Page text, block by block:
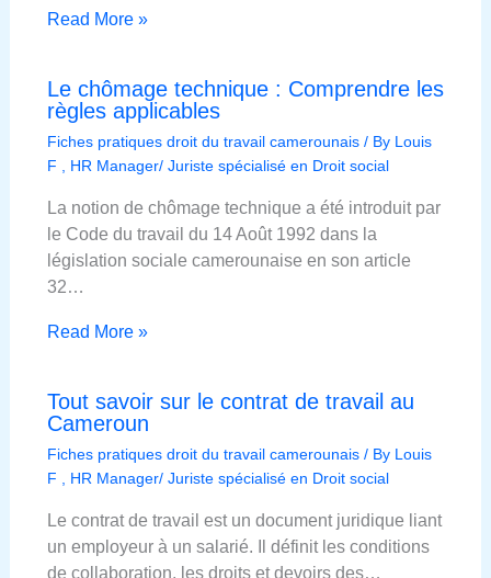
Read More »
Le chômage technique : Comprendre les
règles applicables
Fiches pratiques droit du travail camerounais/ By Louis
F , HR Manager/ Juriste spécialisé en Droit social
La notion de chômage technique a été introduit par
le Code du travail du 14 Août 1992 dans la
législation sociale camerounaise en son article
32…
Read More »
Tout savoir sur le contrat de travail au
Cameroun
Fiches pratiques droit du travail camerounais/ By Louis
F , HR Manager/ Juriste spécialisé en Droit social
Le contrat de travail est un document juridique liant
un employeur à un salarié. Il définit les conditions
de collaboration, les droits et devoirs des…